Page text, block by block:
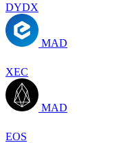
DYDX
MAD
XEC
MAD
EOS